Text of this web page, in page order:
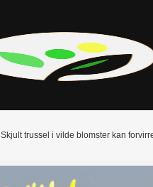
Skjult trussel i vilde blomster kan